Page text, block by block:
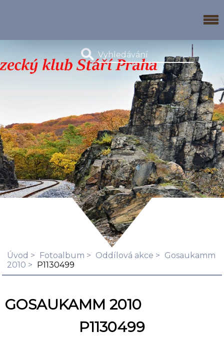
Úvod Fotoalbum Oddílová akce
Gosaukamm
2010
P1130499
GOSAUKAMM 2010
P1130499